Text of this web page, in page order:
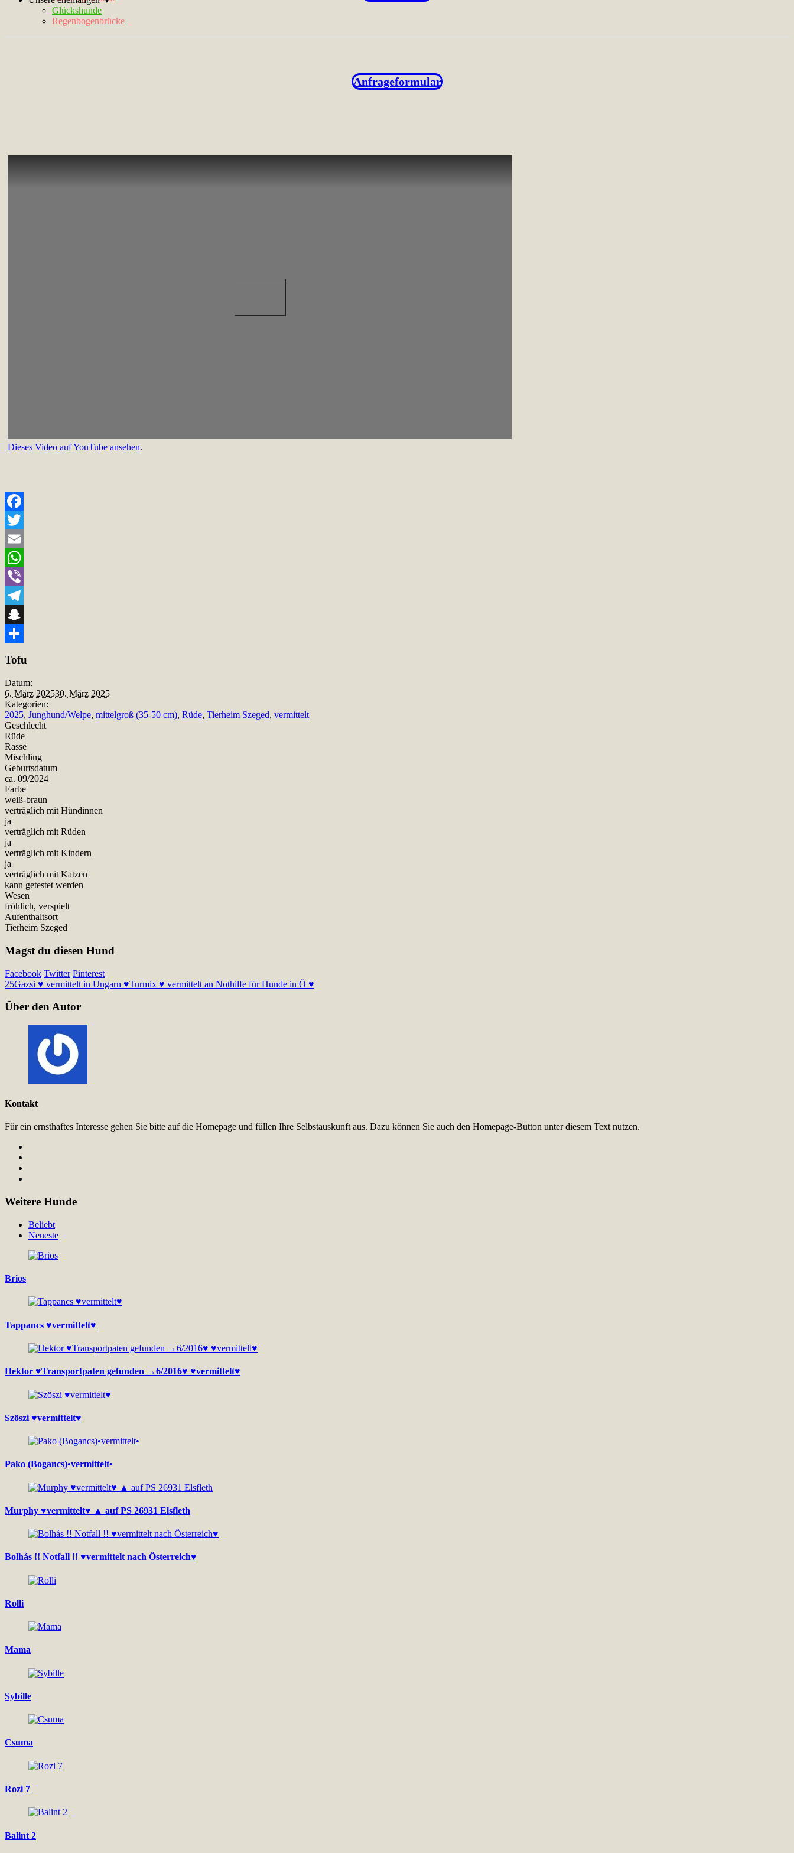
Glückshunde
Regenbogenbrücke
Anfrageformular
Dieses Video auf YouTube ansehen.
Facebook
Twitter
Email
WhatsApp
Viber
Telegram
Snapchat
Tofu
Datum:
6. März 202530. März 2025
Kategorien:
2025, Junghund/Welpe, mittelgroß (35-50 cm), Rüde, Tierheim Szeged, vermittelt
Geschlecht
Rüde
Rasse
Mischling
Geburtsdatum
ca. 09/2024
Farbe
weiß-braun
verträglich mit Hündinnen
ja
verträglich mit Rüden
ja
verträglich mit Kindern
ja
verträglich mit Katzen
kann getestet werden
Wesen
fröhlich, verspielt
Aufenthaltsort
Tierheim Szeged
Magst du diesen Hund
Facebook Twitter Pinterest
25Gazsi ♥ vermittelt in Ungarn ♥Turmix ♥ vermittelt an Nothilfe für Hunde in Ö ♥
Über den Autor
Kontakt
Für ein ernsthaftes Interesse gehen Sie bitte auf die Homepage und füllen Ihre Selbstauskunft aus. Dazu können Sie auch den Homepage-Button unter diesem Text nutzen.
Weitere Hunde
Beliebt
Neueste
Brios
Tappancs ♥vermittelt♥
Hektor ♥Transportpaten gefunden →6/2016♥ ♥vermittelt♥
Szöszi ♥vermittelt♥
Pako (Bogancs)•vermittelt•
Murphy ♥vermittelt♥ ▲ auf PS 26931 Elsfleth
Bolhás !! Notfall !! ♥vermittelt nach Österreich♥
Rolli
Mama
Sybille
Csuma
Rozi 7
Balint 2